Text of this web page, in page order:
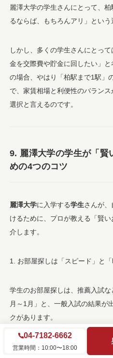
麗澤大学の学生さんにとって、
るならば、もちろんアリ」という
しかし、多くの学生さんにとっ
金を交際費や貯金に回したい」
の場合、やはり「柏駅まで1駅」
で、家賃相場と利便性のバラン
選択と言えるのです。
9. 麗澤大学の学生が「賢
めの4つのコツ
麗澤大学に入学する学生さんが
けるために、プロが教える「賢
介します。
1. お部屋探しは「スピード」と
学生のお部屋探しは、推薦入試
月～1月」と、一般入試の結果が
クがあります。
特に2月～3月は、麗澤大学の学
04-7182-6662
営業時間：10:00〜18:00